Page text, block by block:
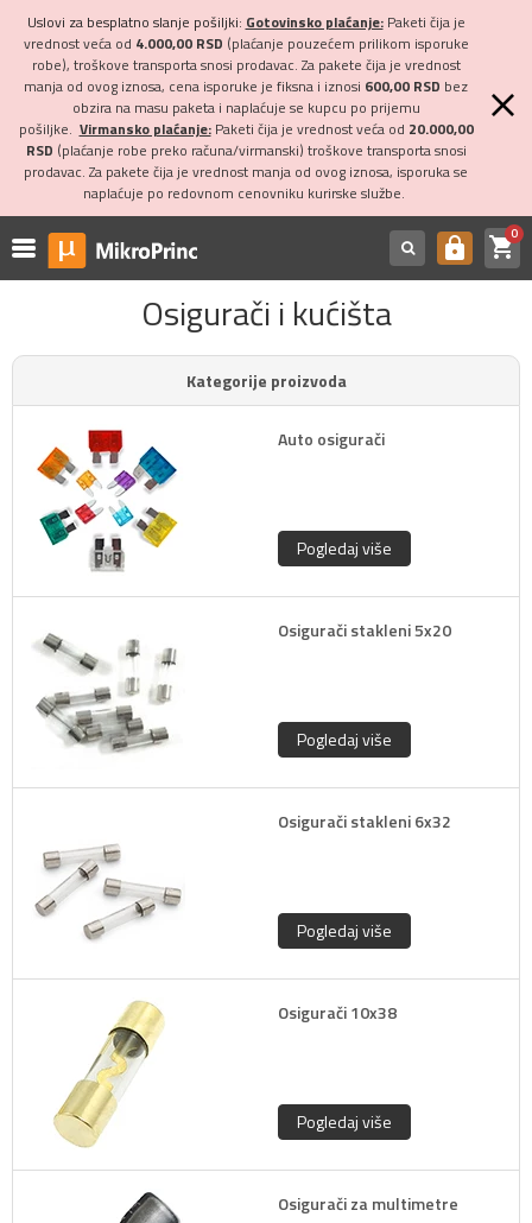
Uslovi za besplatno slanje pošiljki: Gotovinsko plaćanje:Paketi čija je
vrednost veća od 4.000,00 RSD (plaćanje pouzećem prilikom isporuke
robe), troškove transporta snosi prodavac. Za pakete čija je vrednost
manja od ovog iznosa, cena isporuke je fiksna i iznosi 600,00 RSD bez
obzira na masu paketa i naplaćuje se kupcu po prijemu
pošiljke. Virmansko plaćanje:Paketi čija je vrednost veća od 20.000,00
RSD (plaćanje robe preko računa/virmanski) troškove transporta snosi
prodavac. Za pakete čija je vrednost manja od ovog iznosa, isporuka se
naplaćuje po redovnom cenovniku kurirske službe.
https shopping_cart0
Osigurači i kućišta
Kategorije proizvoda
Auto osigurači
Pogledaj više
Osigurači stakleni 5x20
Pogledaj više
Osigurači stakleni 6x32
Pogledaj više
Osigurači 10x38
Pogledaj više
Osigurači za multimetre